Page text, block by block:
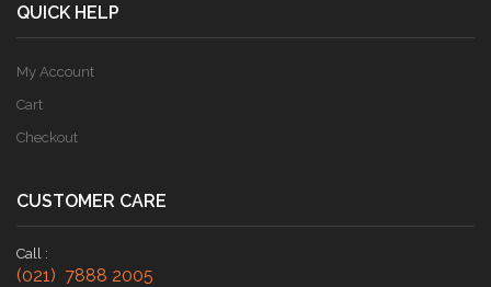
QUICK HELP
My Account
Cart
Checkout
CUSTOMER CARE
Call :
(021) 7888 2005